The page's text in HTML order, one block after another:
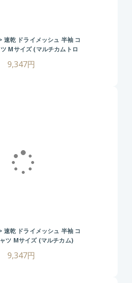
速乾 ドライメッシュ 半袖 コ
Mサイズ (マルチカムトロ
タイプ タクティカル Tシャツ
戦闘服 サバゲー装備 サバイ
9,347円
速乾 ドライメッシュ 半袖 コ
ツ Mサイズ (マルチカム)
バゲー装備 サバイバルゲーム
9,347円